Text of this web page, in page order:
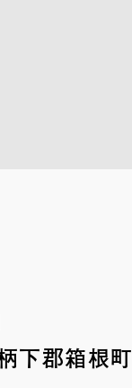
下郡箱根町